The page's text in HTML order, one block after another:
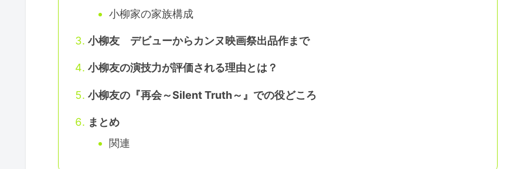
小柳家の家族構成
小柳友 デビューからカンヌ映画祭出品作まで
小柳友の演技力が評価される理由とは？
小柳友の『再会～Silent Truth～』での役どころ
まとめ
関連